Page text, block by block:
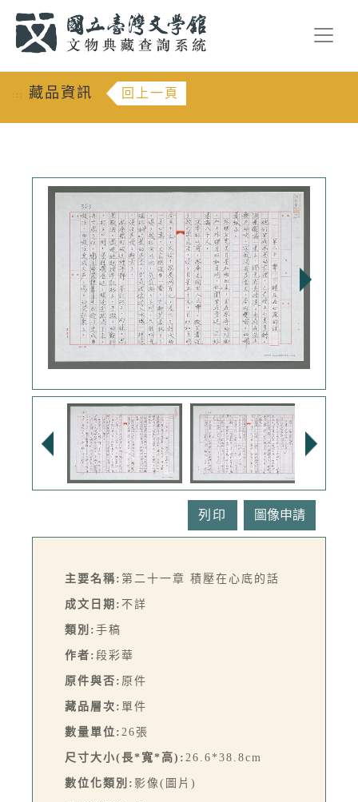
::: 藏品資訊 回上一頁
列印
主要名稱: 第二十一章 積壓在心底的話
成文日期: 不詳
類別: 手稿
作者: 段彩華
原件與否: 原件
藏品層次: 單件
數量單位: 26張
尺寸大小(長*寬*高): 26.6*38.8cm
數位化類別: 影像(圖片)